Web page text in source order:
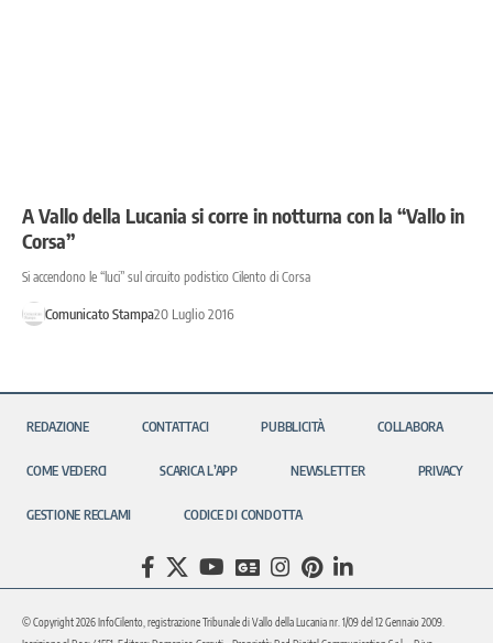
A Vallo della Lucania si corre in notturna con la “Vallo in
Corsa”
Si accendono le “luci” sul circuito podistico Cilento di Corsa
Comunicato Stampa20 Luglio 2016
REDAZIONE CONTATTACI PUBBLICITÀ COLLABORA
COME VEDERCI SCARICA L’APP NEWSLETTER PRIVACY
GESTIONE RECLAMI CODICE DI CONDOTTA
© Copyright 2026 InfoCilento, registrazione Tribunale di Vallo della Lucania nr. 1/09 del 12 Gennaio 2009.